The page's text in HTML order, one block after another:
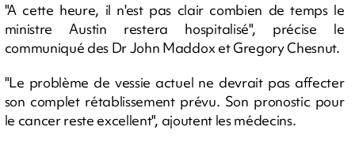
"A cette heure, il n'est pas clair combien de temps le
ministre Austin restera hospitalisé", précise le
communiqué des Dr John Maddox et Gregory Chesnut.
"Le problème de vessie actuel ne devrait pas affecter
son complet rétablissement prévu. Son pronostic pour
le cancer reste excellent", ajoutent les médecins.